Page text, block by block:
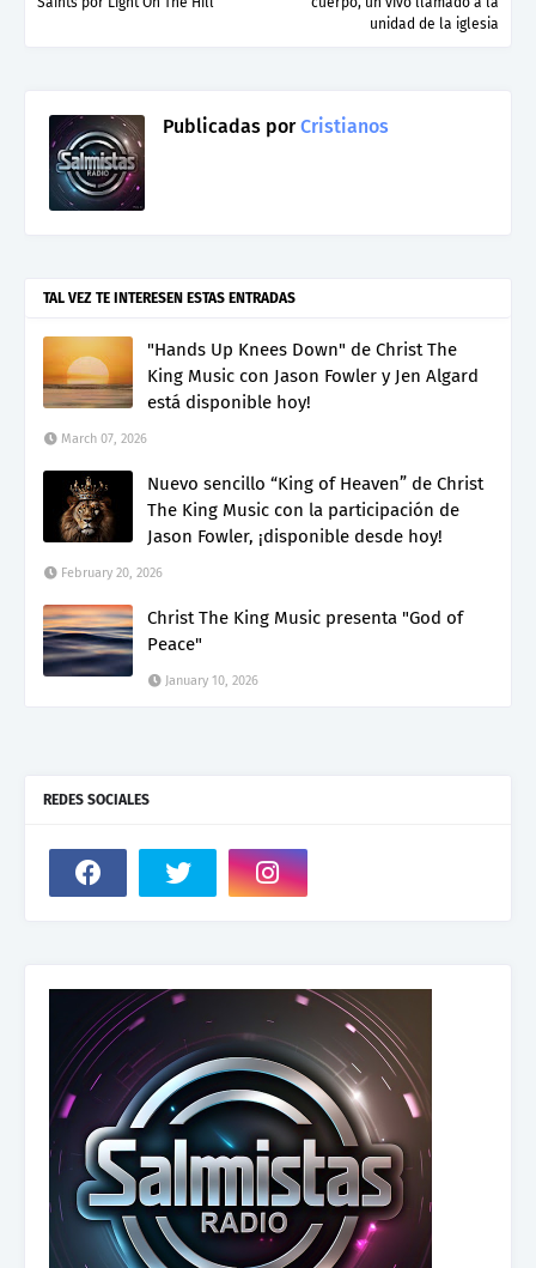
unidad de la iglesia
Publicadas porCristianos
TAL VEZ TE INTERESEN ESTAS ENTRADAS
"Hands Up Knees Down" de Christ The
King Music con Jason Fowler y Jen Algard
está disponible hoy!
March 07, 2026
Nuevo sencillo “King of Heaven” de Christ
The King Music con la participación de
Jason Fowler, ¡disponible desde hoy!
February 20, 2026
Christ The King Music presenta "God of
Peace"
January 10, 2026
REDES SOCIALES